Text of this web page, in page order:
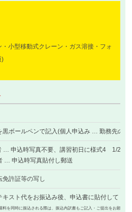
小型移動式クレーン・ガス溶接・フォ
)
黒ボールペンで記入(個人申込み … 勤務先の記
… 申込時写真不要、講習初日に様式4 1/2へ
… 申込時写真貼付し郵送
免許証等の写し
キスト代をお振込み後、申込書に貼付してく
料を同時に振込される際は、振込内訳書もご記入・ご提出をお願いし